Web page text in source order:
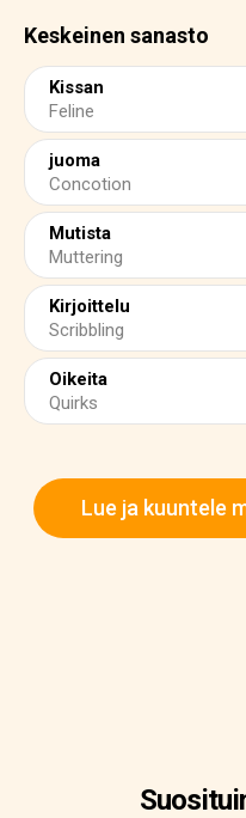
Keskeinen sanasto
Kissan
Feline
juoma
Concotion
Mutista
Muttering
Kirjoittelu
Scribbling
Oikeita
Quirks
Lue ja kuuntele